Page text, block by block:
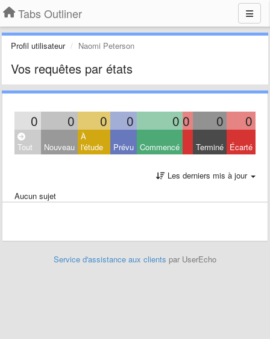
Tabs Outliner
Profil utilisateur Naomi Peterson
Vos requêtes par états
0 0 0 0 0 0 0 0
Tout Nouveau
À
l'étude
Prévu Commencé Terminé Écarté
Les derniers mis à jour
Aucun sujet
Service d'assistance aux clients par UserEcho